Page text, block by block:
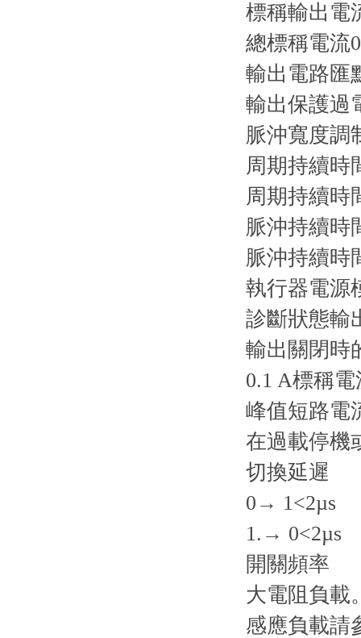
標稱輸出電
總標稱電流
輸出電路匯
輸出保護過
脈沖寬度調
周期持續時
周期持續時
脈沖持續時
脈沖持續時
執行器電源
診斷狀態輸
輸出關閉時
0.1 A標稱
峰值短路電
在過載停機
切換延遲
0→ 1<2µs
1.→ 0<2µs
開關頻率
大電阻負載
感應負載請